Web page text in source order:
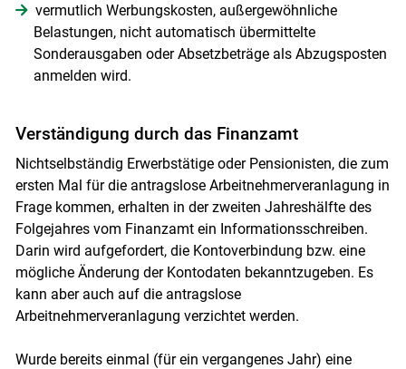
vermutlich Werbungskosten, außergewöhnliche
Belastungen, nicht automatisch übermittelte
Sonderausgaben oder Absetzbeträge als Abzugsposten
anmelden wird.
Verständigung durch das Finanzamt
Nichtselbständig Erwerbstätige oder Pensionisten, die zum
ersten Mal für die antragslose Arbeitnehmerveranlagung in
Frage kommen, erhalten in der zweiten Jahreshälfte des
Folgejahres vom Finanzamt ein Informationsschreiben.
Darin wird aufgefordert, die Kontoverbindung bzw. eine
mögliche Änderung der Kontodaten bekanntzugeben. Es
kann aber auch auf die antragslose
Arbeitnehmerveranlagung verzichtet werden.
Wurde bereits einmal (für ein vergangenes Jahr) eine